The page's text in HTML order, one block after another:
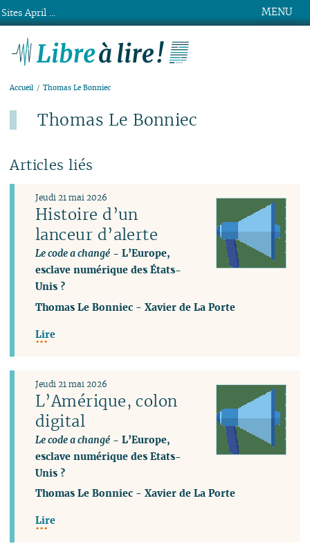
MENU
Accueil Thomas Le Bonniec
Thomas Le Bonniec
Articles liés
Histoire d’un
lanceur d’alerte
Le code a changé - L’Europe,
esclave numérique des États-
Unis ?
Jeudi 21 mai 2026
Thomas Le Bonniec -Xavier de La Porte
Lire
L’Amérique, colon
digital
Le code a changé - L’Europe,
esclave numérique des Etats-
Unis ?
Jeudi 21 mai 2026
Thomas Le Bonniec -Xavier de La Porte
Lire
Sites April ...